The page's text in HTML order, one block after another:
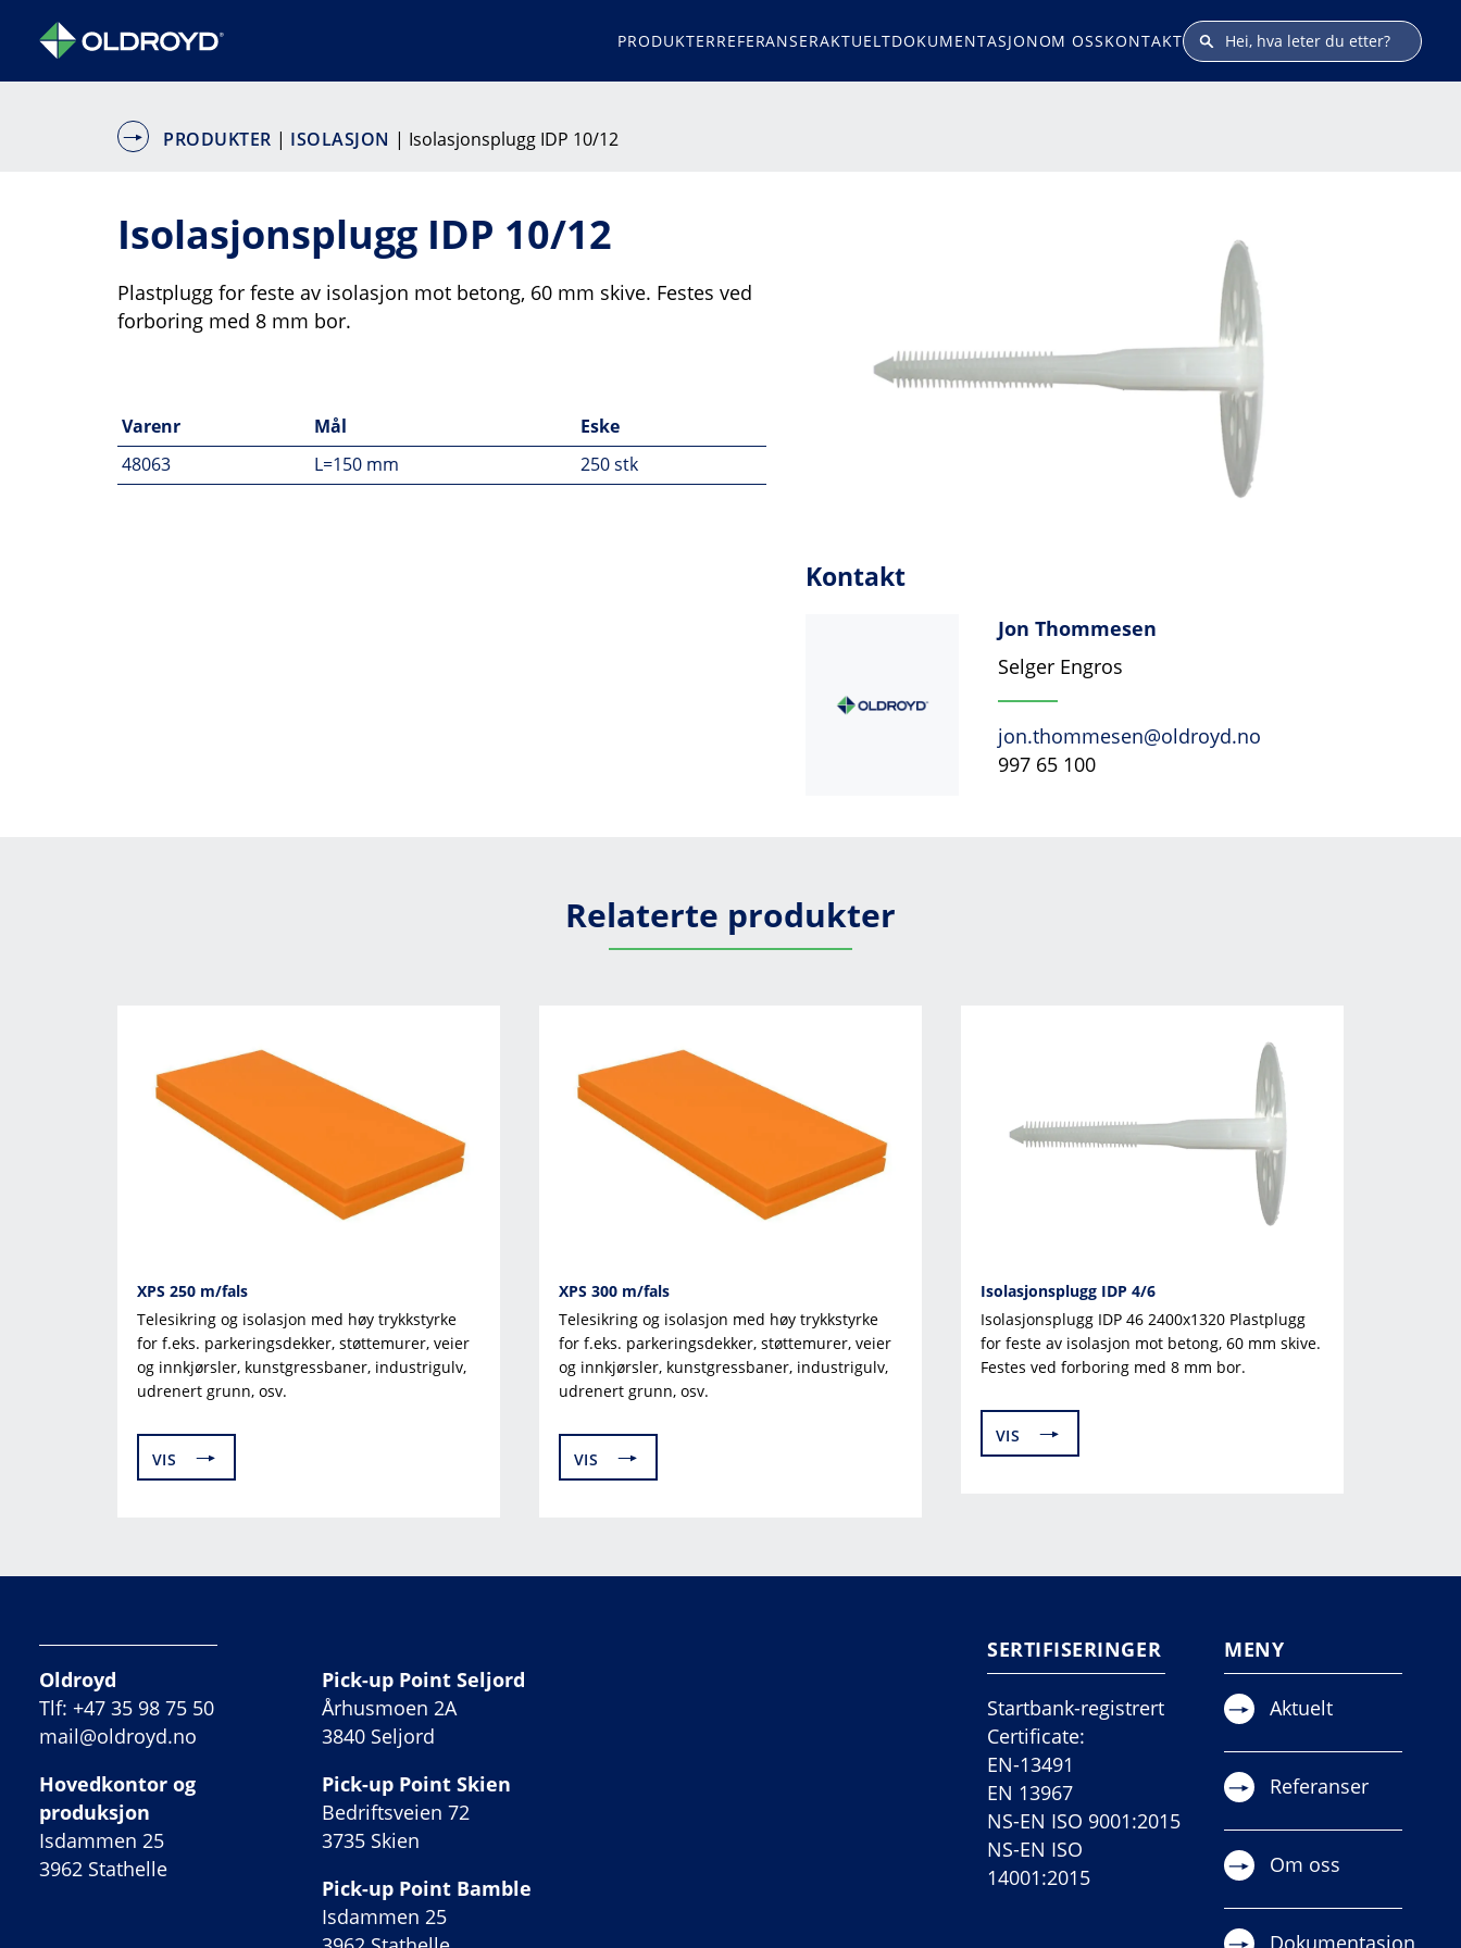
PRODUKTERREFERANSERAKTUELTDOKUMENTASJONOM OSSKONTAKT
PRODUKTER | ISOLASJON | Isolasjonsplugg IDP 10/12
Isolasjonsplugg IDP 10/12
Plastplugg for feste av isolasjon mot betong, 60 mm skive. Festes ved
forboring med 8 mm bor.
Varenr Mål
Eske
48063
L=150 mm 250 stk
Kontakt
Jon Thommesen
Selger Engros
jon.thommesen@oldroyd.no
997 65 100
Relaterte produkter
XPS 250 m/fals
Telesikring og isolasjon med høy trykkstyrke
for f.eks. parkeringsdekker, støttemurer, veier
og innkjørsler, kunstgressbaner, industrigulv,
udrenert grunn, osv.
VIS
XPS 300 m/fals
Telesikring og isolasjon med høy trykkstyrke
for f.eks. parkeringsdekker, støttemurer, veier
og innkjørsler, kunstgressbaner, industrigulv,
udrenert grunn, osv.
VIS
Isolasjonsplugg IDP 4/6
Isolasjonsplugg IDP 46 2400x1320 Plast­plugg
for feste av isola­sjon mot betong, 60 mm skive.
Festes ved forbo­ring med 8 mm bor.
VIS
Oldroyd
Tlf: +47 35 98 75 50
mail@oldroyd.no
Hovedkontor og
produksjon
Isdammen 25
3962 Stathelle
Pick-up Point Seljord
Århusmoen 2A
3840 Seljord
Pick-up Point Skien
Bedriftsveien 72
3735 Skien
Pick-up Point Bamble
Isdammen 25
SERTIFISERINGER
Startbank-registrert
Certificate:
EN-13491
EN 13967
NS-EN ISO 9001:2015
NS-EN ISO
14001:2015
MENY
Aktuelt
Referanser
Om oss
Dokumentasjon